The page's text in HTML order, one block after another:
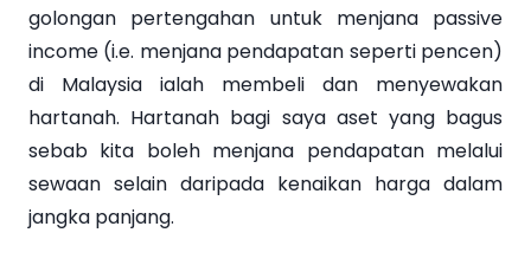
golongan pertengahan untuk menjana passive
income (i.e. menjana pendapatan seperti pencen)
di Malaysia ialah membeli dan menyewakan
hartanah. Hartanah bagi saya aset yang bagus
sebab kita boleh menjana pendapatan melalui
sewaan selain daripada kenaikan harga dalam
jangka panjang.